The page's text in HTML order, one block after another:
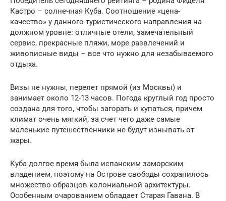
Кастро – солнечная Куба. Соотношение «цена-
качество» у данного туристического направления на
должном уровне: отличные отели, замечательный
сервис, прекрасные пляжи, море развлечений и
живописные виды – все что нужно для незабываемого
отдыха.
Визы не нужны, перелет прямой (из Москвы) и
занимает около 12-13 часов. Погода круглый год просто
создана для того, чтобы загорать и купаться, причем
климат очень мягкий, за счет чего даже самые
маленькие путешественники не будут изнывать от
жары.
Куба долгое время была испанским заморским
владением, поэтому на Острове свободы сохранилось
множество образцов колониальной архитектуры.
Особенным очарованием обладает Старая Гавана. В